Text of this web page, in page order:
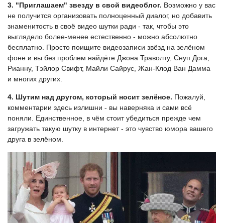
3. "Приглашаем" звезду в свой видеоблог. Возможно у вас
не получится организовать полноценный диалог, но добавить
знаменитость в своё видео шутки ради - так, чтобы это
выглядело более-менее естественно - можно абсолютно
бесплатно. Просто поищите видеозаписи звёзд на зелёном
фоне и вы без проблем найдёте Джона Траволту, Снуп Дога,
Рианну, Тэйлор Свифт, Майли Сайрус, Жан-Клод Ван Дамма
и многих других.
4. Шутим над другом, который носит зелёное. Пожалуй,
комментарии здесь излишни - вы наверняка и сами всё
поняли. Единственное, в чём стоит убедиться прежде чем
загружать такую шутку в интернет - это чувство юмора вашего
друга в зелёном.